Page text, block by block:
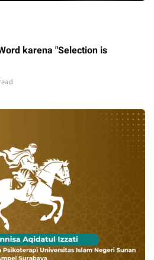
karena "Selection is